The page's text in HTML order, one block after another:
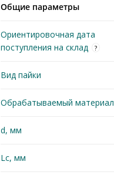
Общие параметры
Ориентировочная дата
поступления на склад
?
Вид пайки
Обрабатываемый материал
d, мм
Lc, мм